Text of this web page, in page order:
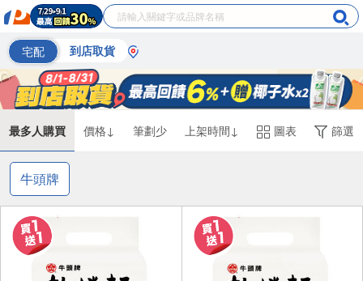
宅配 到店取貨
最多人購買 價格↓ 筆劃少 上架時間↓ 圖表 篩選
牛頭牌